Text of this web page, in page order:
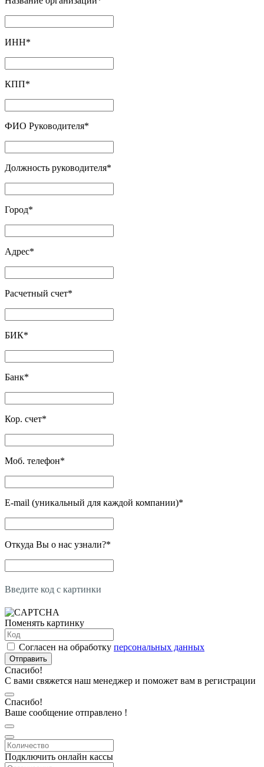
ИНН*
КПП*
ФИО Руководителя*
Должность руководителя*
Город*
Адрес*
Расчетный счет*
БИК*
Банк*
Кор. счет*
Моб. телефон*
E-mail (уникальный для каждой компании)*
Откуда Вы о нас узнали?*
Введите код с картинки
Поменять картинку
Согласен на обработку персональных данных
Отправить
Спасибо!
С вами свяжется наш менеджер и поможет вам в регистрации
Спасибо!
Ваше сообщение отправлено !
Подключить онлайн кассы